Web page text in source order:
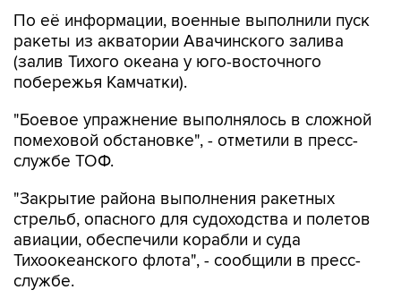
По её информации, военные выполнили пуск
ракеты из акватории Авачинского залива
(залив Тихого океана у юго-восточного
побережья Камчатки).
"Боевое упражнение выполнялось в сложной
помеховой обстановке", - отметили в пресс-
службе ТОФ.
"Закрытие района выполнения ракетных
стрельб, опасного для судоходства и полетов
авиации, обеспечили корабли и суда
Тихоокеанского флота", - сообщили в пресс-
службе.